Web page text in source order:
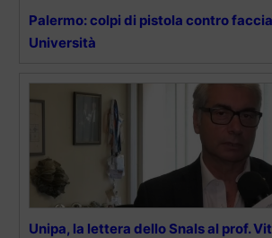
Palermo: colpi di pistola contro
Università
Unipa, la lettera dello Snals al prof.